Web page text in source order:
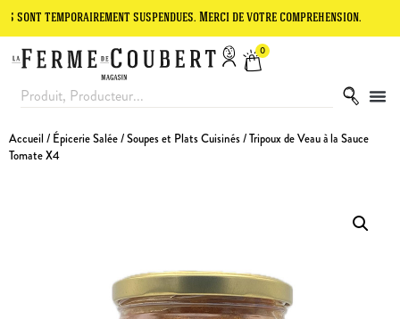
suspendues. Merci de votre compréhension. Le site
0
Accueil / Épicerie Salée/Soupes et Plats Cuisinés/ Tripoux de Veau à la Sauce
Tomate X4